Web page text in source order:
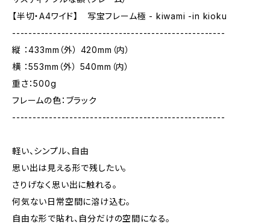
【半切・A4ワイド】 写宝フレーム極 - kiwami -in kioku
----------------------------------------------------
縦 ：433mm（外） 420mm（内）
横 ：553mm（外） 540mm（内）
重さ：500g
フレームの色：ブラック
----------------------------------------------------
軽い、シンプル、自由
思い出は見える形で残したい。
さりげなく思い出に触れる。
何気ない日常空間に溶け込む。
自由な形で貼れ、自分だけの空間になる。